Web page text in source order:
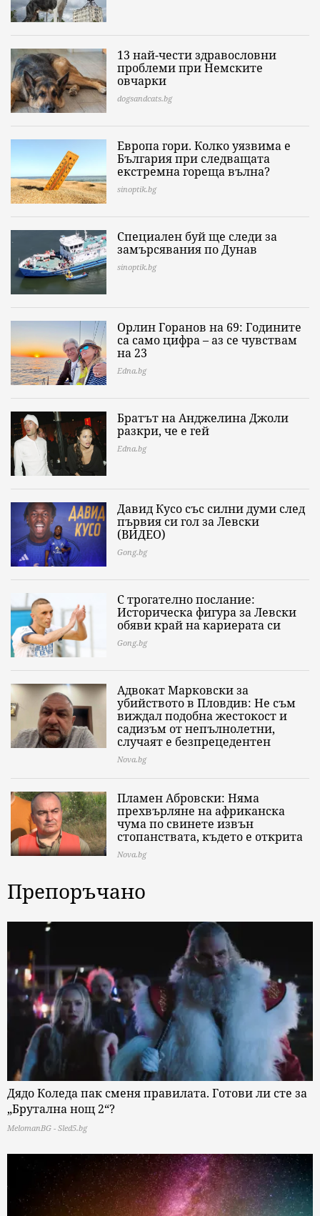
13 най-чести здравословни
проблеми при Немските
овчарки
dogsandcats.bg
Европа гори. Колко уязвима е
България при следващата
екстремна гореща вълна?
sinoptik.bg
Специален буй ще следи за
замърсявания по Дунав
sinoptik.bg
Орлин Горанов на 69: Годините
са само цифра – аз се чувствам
на 23
Edna.bg
Братът на Анджелина Джоли
разкри, че е гей
Edna.bg
Давид Кусо със силни думи след
първия си гол за Левски
(ВИДЕО)
Gong.bg
С трогателно послание:
Историческа фигура за Левски
обяви край на кариерата си
Gong.bg
Адвокат Марковски за
убийството в Пловдив: Не съм
виждал подобна жестокост и
садизъм от непълнолетни,
случаят е безпрецедентен
Nova.bg
Пламен Абровски: Няма
прехвърляне на африканска
чума по свинете извън
стопанствата, където е открита
Nova.bg
Препоръчано
Дядо Коледа пак сменя правилата. Готови ли сте за
„Брутална нощ 2“?
MelomanBG - Sled5.bg